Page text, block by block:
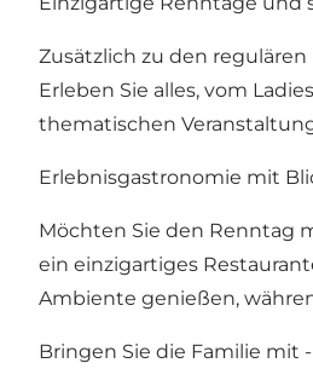
Zusätzlich zu den
Erleben Sie alles, vom
thematischen
Erlebnisgastronomie mit
Möchten Sie den Renntag
ein einzigartiges
Ambiente genießen,
Bringen Sie die Familie mit